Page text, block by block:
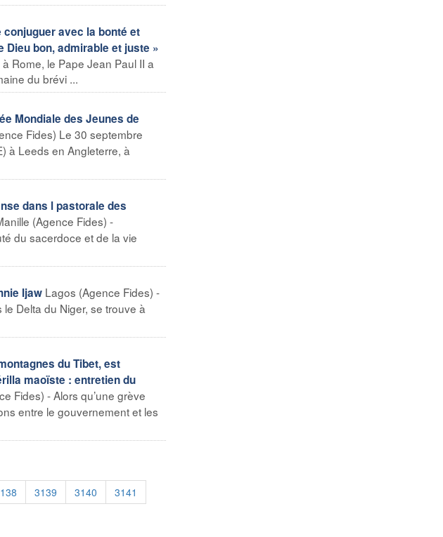
conjuguer avec la bonté et
bon, admirable et juste »
Rome, le Pape Jean Paul II a
du brévi ...
Mondiale des Jeunes de
Fides) Le 30 septembre
à Leeds en Angleterre, à
dans l pastorale des
(Agence Fides) -
du sacerdoce et de la vie
Ijaw Lagos (Agence Fides) -
Delta du Niger, se trouve à
du Tibet, est
maoïste : entretien du
Fides) - Alors qu’une grève
entre le gouvernement et les
3139 3140 3141